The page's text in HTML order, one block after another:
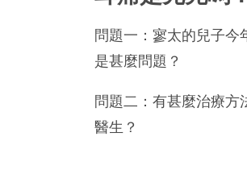
問題一：寥太的兒子今
是甚麼問題？
問題二：有甚麼治療方
醫生？